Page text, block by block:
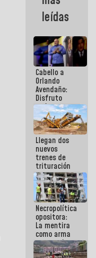
terremotos
leídas
Cabello a
Orlando
Avendaño:
Disfruto
cada vez
que escribes
porque lo
que haces
es
embarrarla
Llegan dos
nuevos
trenes de
trituración
para
optimizar
manejo de
escombros
en La Guaira
Necropolítica
opositora:
La mentira
como arma
contra el
Pueblo